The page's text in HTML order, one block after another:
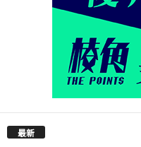
最新